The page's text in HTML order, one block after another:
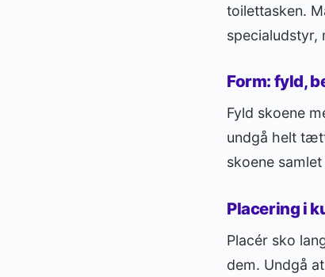
toilettasken.
specialudstyr,
Form: fyld,
Fyld skoene
undgå helt
skoene
Placering i
Placér sko
dem. Undgå